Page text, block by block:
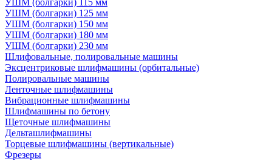
УШМ (болгарки) 115 мм
УШМ (болгарки) 125 мм
УШМ (болгарки) 150 мм
УШМ (болгарки) 180 мм
УШМ (болгарки) 230 мм
Шлифовальные, полировальные машины
Эксцентриковые шлифмашины (орбитальные)
Полировальные машины
Ленточные шлифмашины
Вибрационные шлифмашины
Шлифмашины по бетону
Щеточные шлифмашины
Дельташлифмашины
Торцевые шлифмашины (вертикальные)
Фрезеры